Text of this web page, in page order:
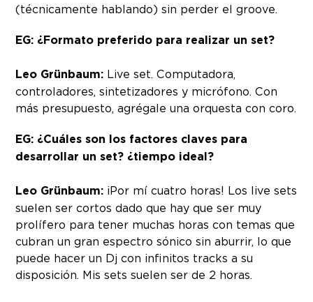
(técnicamente hablando) sin perder el groove.
EG: ¿Formato preferido para realizar un set?
Leo Grünbaum: Live set. Computadora,
controladores, sintetizadores y micrófono. Con
más presupuesto, agrégale una orquesta con coro.
EG: ¿Cuáles son los factores claves para
desarrollar un set? ¿tiempo ideal?
Leo Grünbaum: ¡Por mí cuatro horas! Los live sets
suelen ser cortos dado que hay que ser muy
prolífero para tener muchas horas con temas que
cubran un gran espectro sónico sin aburrir, lo que
puede hacer un Dj con infinitos tracks a su
disposición. Mis sets suelen ser de 2 horas.